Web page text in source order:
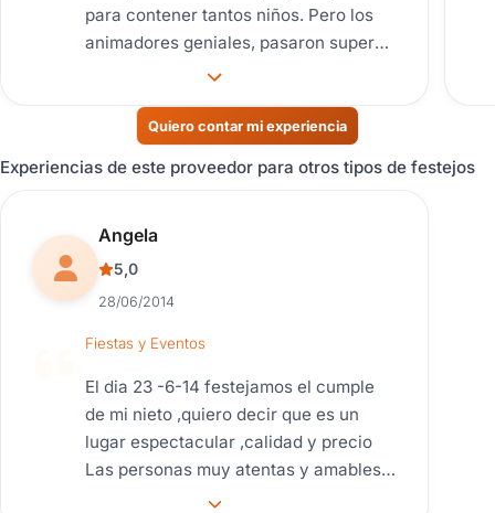
para contener tantos niños. Pero los
animadores geniales, pasaron super
todos. Las pizzas muyyyyy ricas. La
Quiero contar mi experiencia
Experiencias de este proveedor para otros tipos de festejos
Reseña de usuario.
Angela
5,0
28/06/2014
Fiestas y Eventos
El dia 23 -6-14 festejamos el cumple
de mi nieto ,quiero decir que es un
lugar espectacular ,calidad y precio
Las personas muy atentas y amables.
sin mas, Muchas gracias